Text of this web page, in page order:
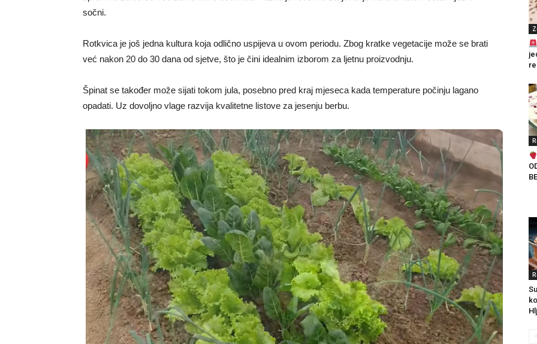
sočni.
Rotkvica je još jedna kultura koja odlično uspijeva u ovom periodu. Zbog kratke vegetacije može se brati
već nakon 20 do 30 dana od sjetve, što je čini idealnim izborom za ljetnu proizvodnju.
Špinat se također može sijati tokom jula, posebno pred kraj mjeseca kada temperature počinju lagano
opadati. Uz dovoljno vlage razvija kvalitetne listove za jesenju berbu.